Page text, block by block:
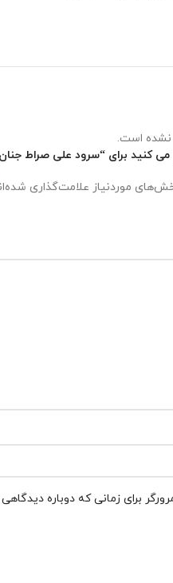
نشده است.
می کنید برای “سرود علی صراط
موردنیاز علامت‌گذاری
برای زمانی که دوباره